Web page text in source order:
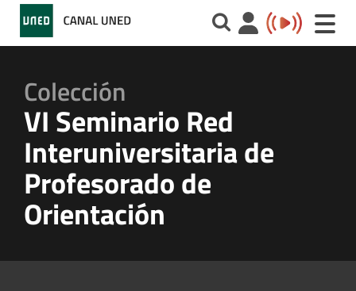
Toggle
Colección
VI Seminario Red
Interuniversitaria de
Profesorado de
Orientación